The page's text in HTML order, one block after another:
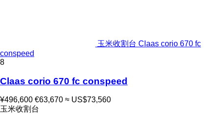
玉米收割台 Claas corio 670 fc
conspeed
8
Claas corio 670 fc conspeed
¥496,600 €63,670 ≈ US$73,560
玉米收割台